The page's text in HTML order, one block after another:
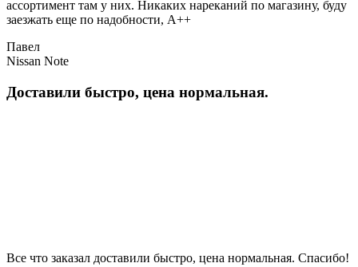
ассортимент там у них. Никаких нареканий по магазину, буду
заезжать еще по надобности, A++
Павел
Nissan Note
Доставили быстро, цена нормальная.
Все что заказал доставили быстро, цена нормальная. Спасибо!